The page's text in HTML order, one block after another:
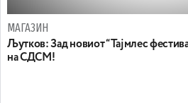
МАГАЗИН
Љутков: Зад новиот “Тајмлес
на СДСМ!